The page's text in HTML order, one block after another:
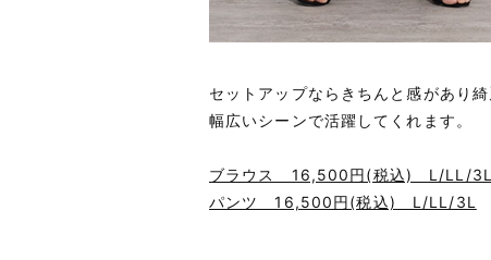
セットアップならきちんと感があり
幅広いシーンで活躍してくれます。
ブラウス 16,500円(税込) L/LL/3L
パンツ 16,500円(税込) L/LL/3L